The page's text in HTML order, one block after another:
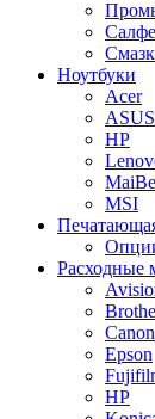
Ноутбуки
Acer
ASUS
HP
MSI
Расходные
Canon
Epson
HP